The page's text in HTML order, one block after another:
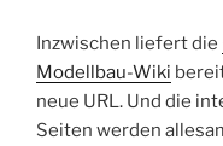
Inzwischen liefert die
Modellbau-Wiki
neue URL. Und die
Seiten werden